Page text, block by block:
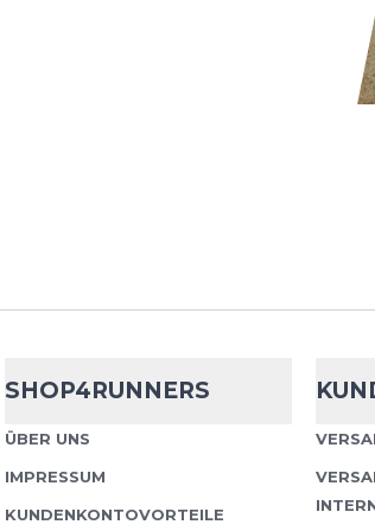
Nike
Nike
Nike
Der
SHOP4RUNNERS
ÜBER UNS
IMPRESSUM
KUNDENKONTOVORTEILE